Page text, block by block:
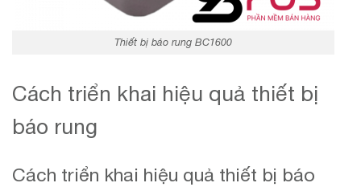
Thiết bị báo rung BC1600
Cách triển khai hiệu quả thiết bị
báo rung
Cách triển khai hiệu quả thiết bị báo